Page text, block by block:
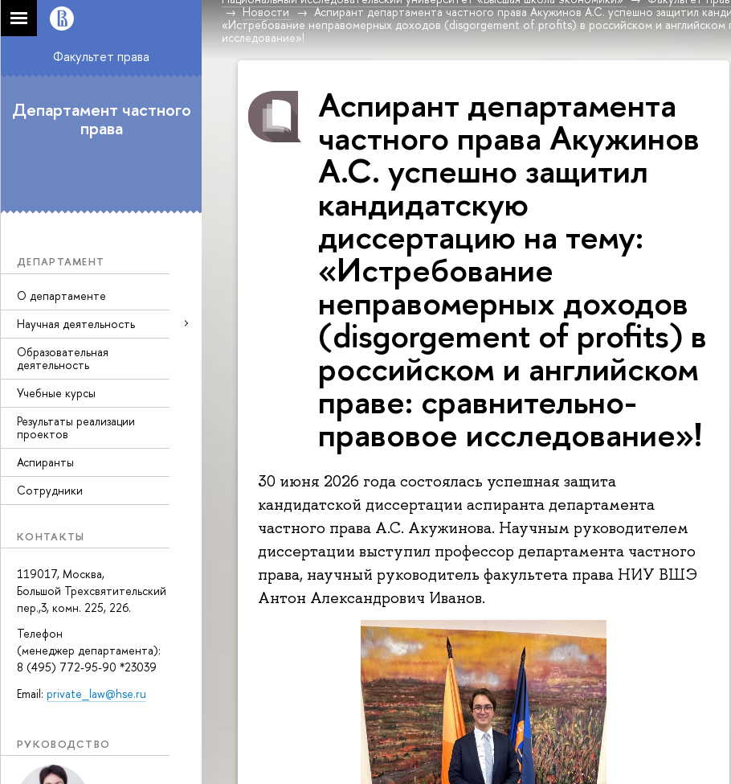
Новости
Аспирант департамента частного права Акужинов А.С. успешно защитил
«Истребование неправомерных доходов (disgorgement of profits) в российском и английском
исследование»!
Факультет права
Департамент частного
права
ДЕПАРТАМЕНТ
О департаменте
Научная деятельность
Образовательная
деятельность
Учебные курсы
Результаты реализации
проектов
Аспиранты
Сотрудники
КОНТАКТЫ
119017, Москва,
Большой Трехсвятительский
пер.,3, комн. 225, 226.
Телефон
(менеджер департамента):
8 (495) 772-95-90 *23039
Email: private_law@hse.ru
РУКОВОДСТВО
Аспирант департамента
частного права Акужинов
А.С. успешно защитил
кандидатскую
диссертацию на тему:
«Истребование
неправомерных доходов
(disgorgement of profits) в
российском и английском
праве: сравнительно-
правовое исследование»!
30 июня 2026 года состоялась успешная защита
кандидатской диссертации аспиранта департамента
частного права А.С. Акужинова. Научным руководителем
диссертации выступил профессор департамента частного
права, научный руководитель факультета права НИУ ВШЭ
Антон Александрович Иванов.